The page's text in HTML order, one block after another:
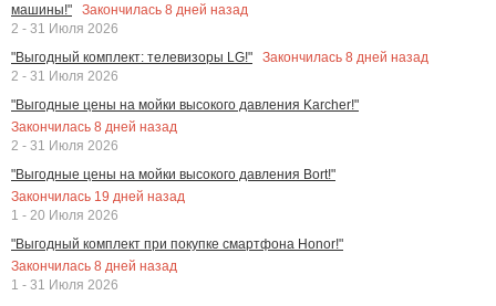
машины!"
Закончилась 8 дней назад
2 - 31 Июля 2026
"Выгодный комплект: телевизоры LG!"
Закончилась 8 дней назад
2 - 31 Июля 2026
"Выгодные цены на мойки высокого давления Karcher!"
Закончилась 8 дней назад
2 - 31 Июля 2026
"Выгодные цены на мойки высокого давления Bort!"
Закончилась 19 дней назад
1 - 20 Июля 2026
"Выгодный комплект при покупке смартфона Honor!"
Закончилась 8 дней назад
1 - 31 Июля 2026